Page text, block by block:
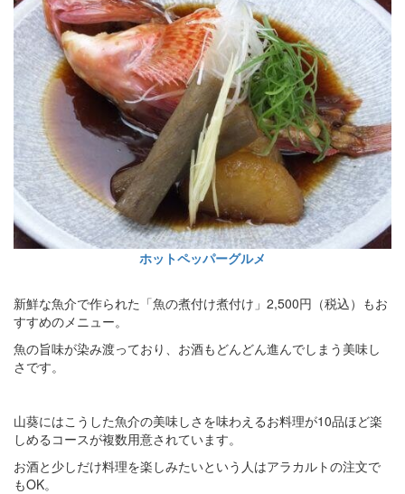
ホットペッパーグルメ
新鮮な魚介で作られた「魚の煮付け煮付け」2,500円（税込）もお
すすめのメニュー。
魚の旨味が染み渡っており、お酒もどんどん進んでしまう美味し
さです。
山葵にはこうした魚介の美味しさを味わえるお料理が10品ほど楽
しめるコースが複数用意されています。
お酒と少しだけ料理を楽しみたいという人はアラカルトの注文で
もOK。